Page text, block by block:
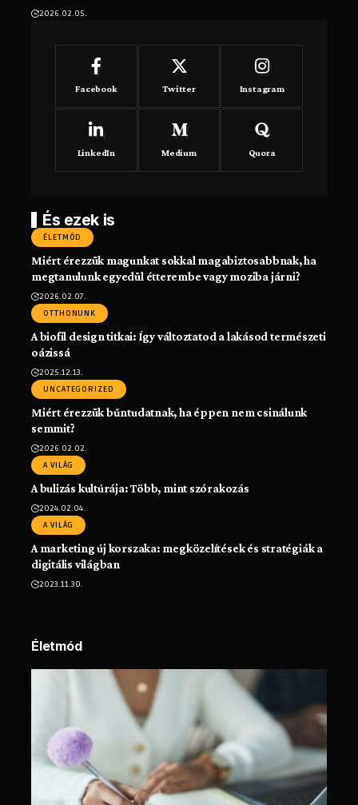
2026.02.05.
Facebook Twitter Instagram
LinkedIn Medium Quora
És ezek is
ÉLETMÓD
Miért érezzük magunkat sokkal magabiztosabbnak, ha
megtanulunk egyedül étterembe vagy moziba járni?
2026.02.07.
OTTHONUNK
A biofil design titkai: Így változtatod a lakásod természeti
oázissá
2025.12.13.
UNCATEGORIZED
Miért érezzük bűntudatnak, ha éppen nem csinálunk
semmit?
2026.02.02.
A VILÁG
A bulizás kultúrája: Több, mint szórakozás
2024.02.04.
A VILÁG
A marketing új korszaka: megközelítések és stratégiák a
digitális világban
2023.11.30.
Életmód